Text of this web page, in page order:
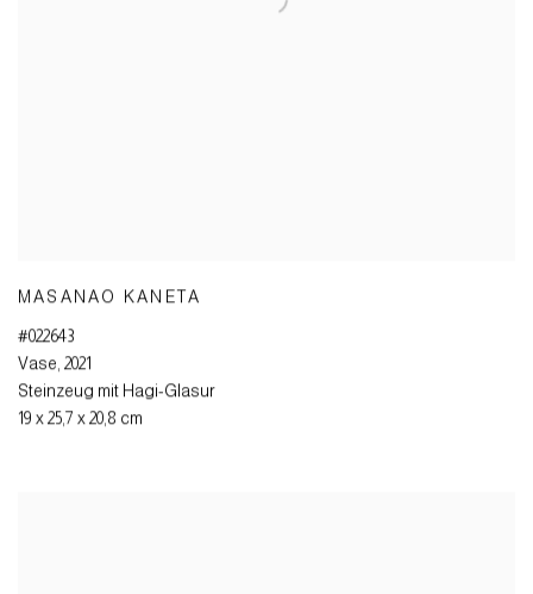
MASANAO KANETA
#022643
Vase, 2021
Steinzeug mit Hagi-Glasur
19 x 25,7 x 20,8 cm